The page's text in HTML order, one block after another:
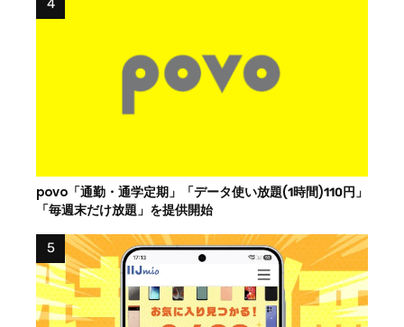
povo「通勤・通学定期」「データ使い放題(1時間)110円」
「毎週末だけ放題」を提供開始